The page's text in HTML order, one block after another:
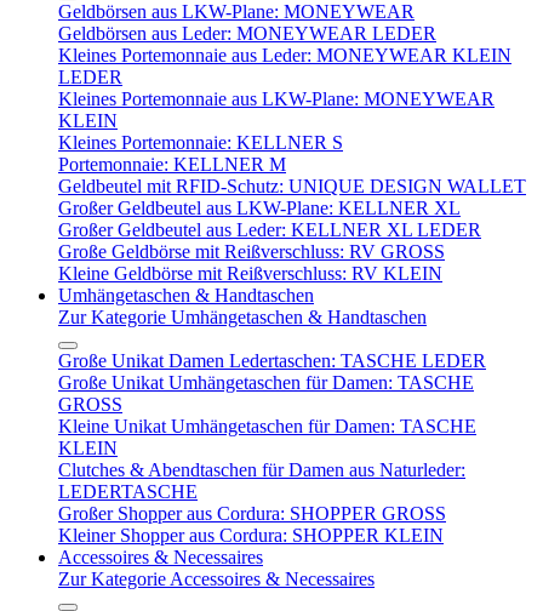
Geldbörsen aus LKW-Plane: MONEYWEAR
Geldbörsen aus Leder: MONEYWEAR LEDER
Kleines Portemonnaie aus Leder: MONEYWEAR KLEIN
LEDER
Kleines Portemonnaie aus LKW-Plane: MONEYWEAR
KLEIN
Kleines Portemonnaie: KELLNER S
Portemonnaie: KELLNER M
Geldbeutel mit RFID-Schutz: UNIQUE DESIGN WALLET
Großer Geldbeutel aus LKW-Plane: KELLNER XL
Großer Geldbeutel aus Leder: KELLNER XL LEDER
Große Geldbörse mit Reißverschluss: RV GROSS
Kleine Geldbörse mit Reißverschluss: RV KLEIN
Umhängetaschen & Handtaschen
Zur Kategorie Umhängetaschen & Handtaschen
Große Unikat Damen Ledertaschen: TASCHE LEDER
Große Unikat Umhängetaschen für Damen: TASCHE
GROSS
Kleine Unikat Umhängetaschen für Damen: TASCHE
KLEIN
Clutches & Abendtaschen für Damen aus Naturleder:
LEDERTASCHE
Großer Shopper aus Cordura: SHOPPER GROSS
Kleiner Shopper aus Cordura: SHOPPER KLEIN
Accessoires & Necessaires
Zur Kategorie Accessoires & Necessaires